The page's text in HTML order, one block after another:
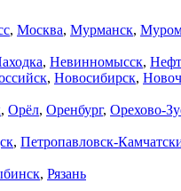
, Москва, Мурманск,
, Невинномысск,
, Новосибирск,
, Орёл, Оренбург, Орехово-
, Петропавловск-
, Рязань